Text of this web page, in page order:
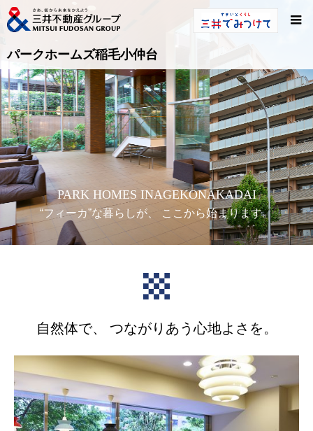
パークホームズ稲毛小仲台
PARK HOMES INAGEKONAKADAI
“フィーカ”な暮らしが、 ここから始まります。
自然体で、 つながりあう心地よさを。